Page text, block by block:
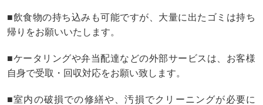
■飲食物の持ち込みも可能ですが、大量に出たゴミは持ち
帰りをお願いいたします。
■ケータリングや弁当配達などの外部サービスは、お客様
自身で受取・回収対応をお願い致します。
■室内の破損での修繕や、汚損でクリーニングが必要に